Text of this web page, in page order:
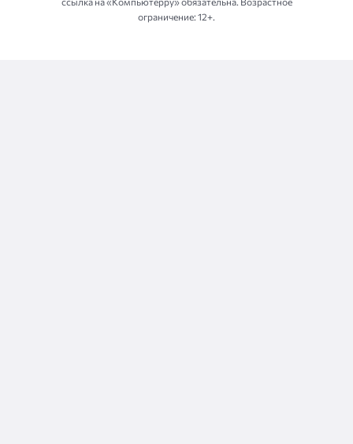
ограничение: 12+.